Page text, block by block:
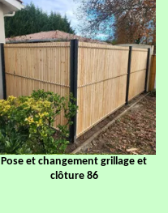
Pose et changement grillage et
clôture 86